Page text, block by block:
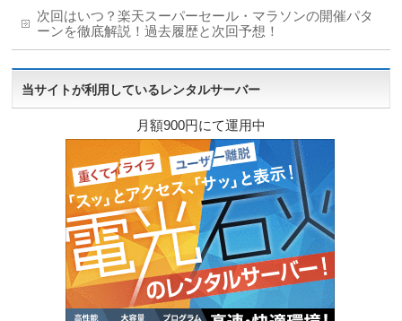
次回はいつ？楽天スーパーセール・マラソンの開催パタ
ーンを徹底解説！過去履歴と次回予想！
当サイトが利用しているレンタルサーバー
月額900円にて運用中